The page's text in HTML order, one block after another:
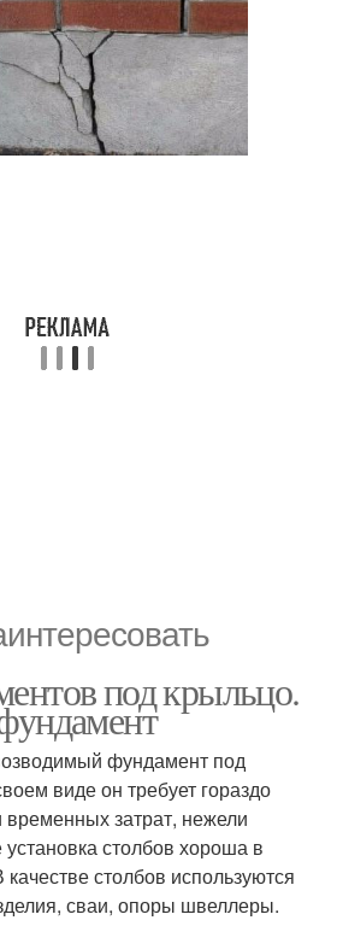
под крыльцо.
фундамент под
виде он требует гораздо
затрат, нежели
столбов хороша в
столбов используются
сваи, опоры швеллеры.